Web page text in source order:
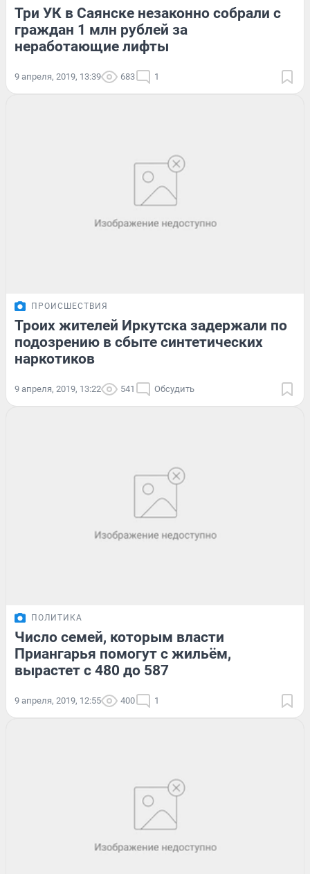
Три УК в Саянске незаконно собрали с
граждан 1 млн рублей за
неработающие лифты
9 апреля, 2019, 13:39 683 1
ПРОИСШЕСТВИЯ
Троих жителей Иркутска задержали по
подозрению в сбыте синтетических
наркотиков
9 апреля, 2019, 13:22 541 Обсудить
ПОЛИТИКА
Число семей, которым власти
Приангарья помогут с жильём,
вырастет с 480 до 587
9 апреля, 2019, 12:55 400 1